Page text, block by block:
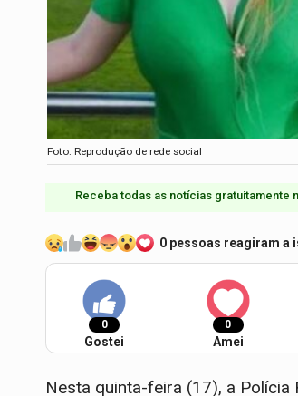
Foto: Reprodução de rede social
Receba todas as notícias gratuitamente
0 pessoas reagiram a
0
Gostei
0
Amei
Nesta quinta-feira (17), a Polícia